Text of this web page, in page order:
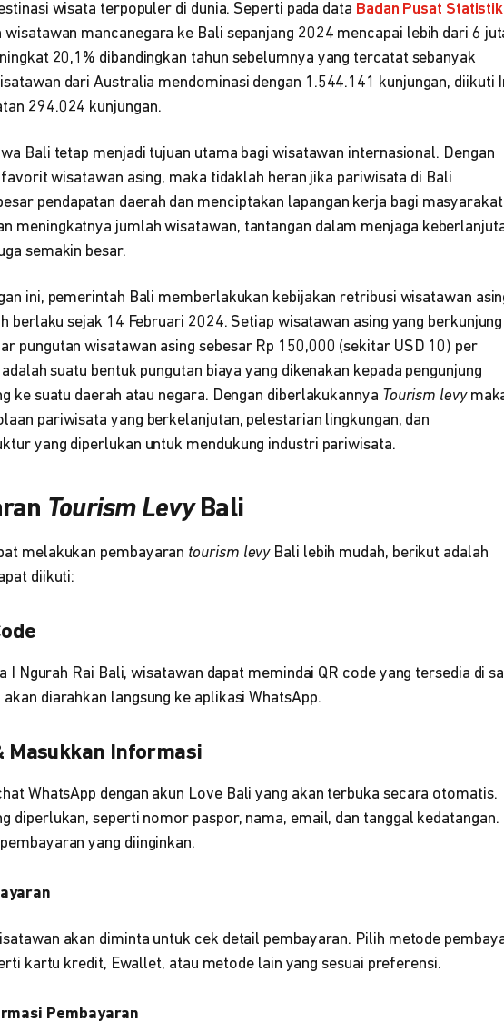
wisata terpopuler di dunia. Seperti pada data Badan Pusat Statistik
wisatawan mancanegara ke Bali sepanjang 2024 mencapai lebih dari 6
20,1% dibandingkan tahun sebelumnya yang tercatat sebanyak
dari Australia mendominasi dengan 1.544.141 kunjungan, diikuti
294.024 kunjungan.
Bali tetap menjadi tujuan utama bagi wisatawan internasional. Dengan
wisatawan asing, maka tidaklah heran jika pariwisata di Bali
pendapatan daerah dan menciptakan lapangan kerja bagi masyarakat
meningkatnya jumlah wisatawan, tantangan dalam menjaga
semakin besar.
ini, pemerintah Bali memberlakukan kebijakan retribusi wisatawan
berlaku sejak 14 Februari 2024. Setiap wisatawan asing yang
pungutan wisatawan asing sebesar Rp 150,000 (sekitar USD 10) per
suatu bentuk pungutan biaya yang dikenakan kepada pengunjung
ke suatu daerah atau negara. Dengan diberlakukannya Tourism levy
pariwisata yang berkelanjutan, pelestarian lingkungan, dan
yang diperlukan untuk mendukung industri pariwisata.
Tourism LevyBali
melakukan pembayaran tourism levyBali lebih mudah, berikut adalah
diikuti:
I Ngurah Rai Bali, wisatawan dapat memindai QR code yang tersedia di
diarahkan langsung ke aplikasi WhatsApp.
Masukkan Informasi
WhatsApp dengan akun Love Bali yang akan terbuka secara otomatis.
diperlukan, seperti nomor paspor, nama, email, dan tanggal kedatangan.
yang diinginkan.
akan diminta untuk cek detail pembayaran. Pilih metode
kartu kredit, Ewallet, atau metode lain yang sesuai preferensi.
Pembayaran